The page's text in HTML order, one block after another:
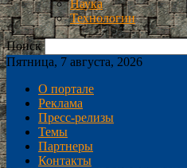
Наука
Технологии
Поиск
Пятница, 7 августа, 2026
О портале
Реклама
Пресс-релизы
Темы
Партнеры
Контакты